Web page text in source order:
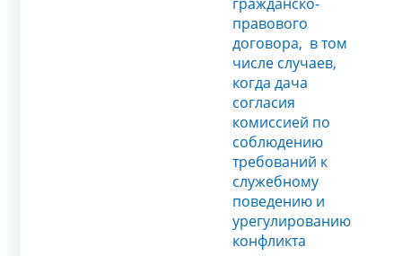
правового
договора, в том
числе случаев,
когда дача
согласия
комиссией по
соблюдению
требований к
служебному
поведению и
урегулированию
конфликта